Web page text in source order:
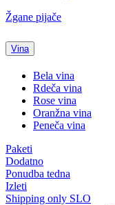
Žgane pijače
Vina
Bela vina
Rdeča vina
Rose vina
Oranžna vina
Peneča vina
Paketi
Dodatno
Ponudba tedna
Izleti
Shipping only SLO